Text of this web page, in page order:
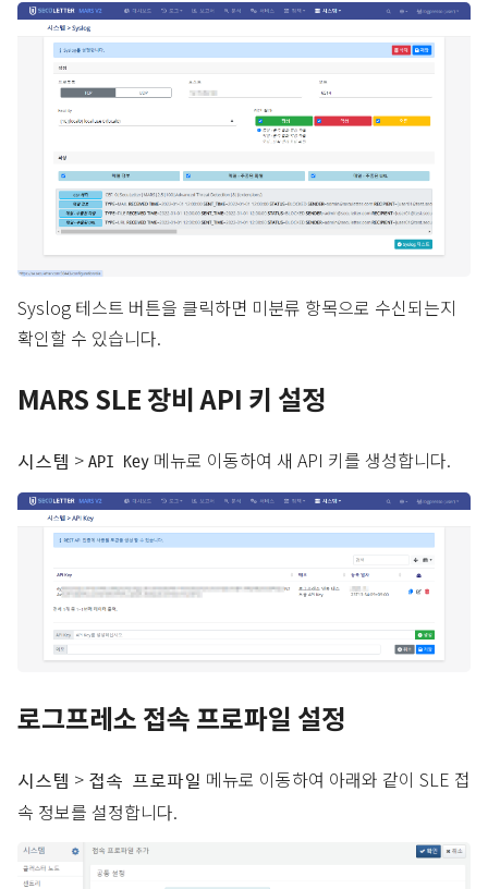
Syslog 테스트 버튼을 클릭하면 미분류 항목으로 수신되는지
확인할 수 있습니다.
MARS SLE 장비 API 키 설정
시스템 > API Key 메뉴로 이동하여 새 API 키를 생성합니다.
로그프레소 접속 프로파일 설정
시스템 > 접속 프로파일 메뉴로 이동하여 아래와 같이 SLE 접
속 정보를 설정합니다.